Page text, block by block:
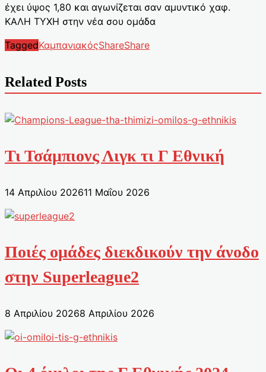
έχει ύψος 1,80 και αγωνίζεται σαν αμυντικό χαφ.
ΚΑΛΗ ΤΥΧΗ στην νέα σου ομάδα
TaggedΚαμπανιακόςShareShare
Related Posts
Τι Τσάμπιονς Λιγκ τι Γ Εθνική
14 Απριλίου 202611 Μαΐου 2026
Ποιές ομάδες διεκδικούν την άνοδο
στην Superleague2
8 Απριλίου 20268 Απριλίου 2026